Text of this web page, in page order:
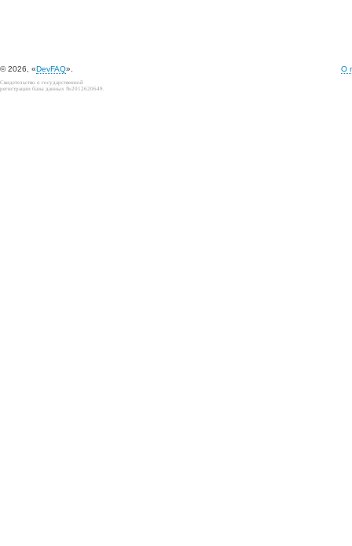
© 2026, «DevFAQ». О
Свидетельство о государственной
регистрации базы данных №2012620649.